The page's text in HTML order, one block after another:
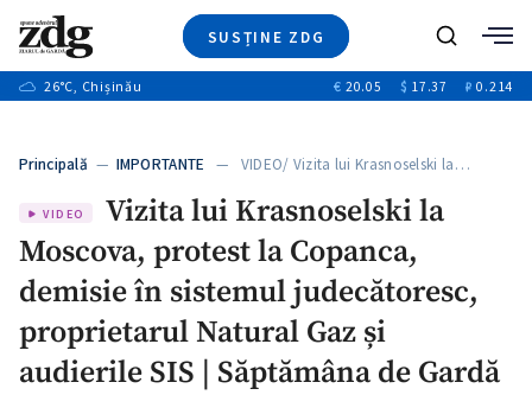
SUSȚINE ZDG
Ştiri
+8
Video
Special
+1
+2
Caută
26°C, Chișinău € 20.05 $ 17.37 ₽ 0.214
Principală — IMPORTANTE — VIDEO/ Vizita lui Krasnoselski la…
VIDEO
Vizita lui Krasnoselski la
Moscova, protest la Copanca,
demisie în sistemul judecătoresc,
proprietarul Natural Gaz și
audierile SIS | Săptămâna de Gardă